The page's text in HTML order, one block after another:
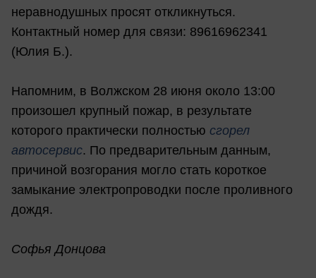
неравнодушных просят откликнуться.
Контактный номер для связи: 89616962341
(Юлия Б.).
Напомним, в Волжском 28 июня около 13:00
произошел крупный пожар, в результате
которого практически полностью сгорел
автосервис. По предварительным данным,
причиной возгорания могло стать короткое
замыкание электропроводки после проливного
дождя.
Софья Донцова